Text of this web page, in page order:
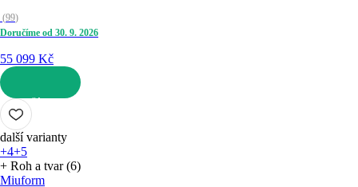
(99)
Doručíme od 30. 9. 2026
55 099 Kč
DO KOŠÍKU
další varianty
+4+5
+ Roh a tvar (6)
Miuform